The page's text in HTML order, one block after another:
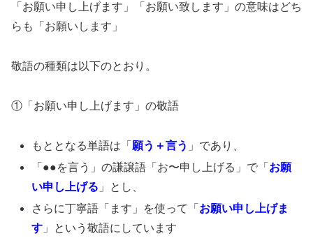
「お願い申し上げます」「お願い致します」の意味はどち
らも「お願いします」
敬語の種類は以下のとおり。
①「お願い申し上げます」の敬語
もととなる単語は「 願う＋言う 」であり、
「●●を言う」の謙譲語「お〜申し上げる」で「 お願
い申し上げる 」とし、
さらに丁寧語「ます」を使って「 お願い申し上げま
す 」という敬語にしています